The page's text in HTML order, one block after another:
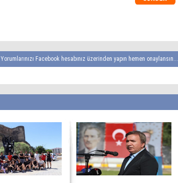
Yorumlarınızı Facebook hesabınız üzerinden yapın hemen onaylansın...